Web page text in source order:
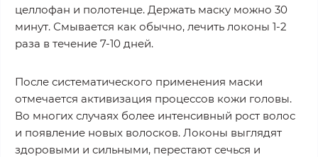
целлофан и полотенце. Держать маску можно 30
минут. Смывается как обычно, лечить локоны 1-2
раза в течение 7-10 дней.
После систематического применения маски
отмечается активизация процессов кожи головы.
Во многих случаях более интенсивный рост волос
и появление новых волосков. Локоны выглядят
здоровыми и сильными, перестают сечься и